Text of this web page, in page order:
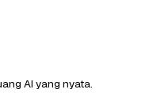
AI yang nyata.